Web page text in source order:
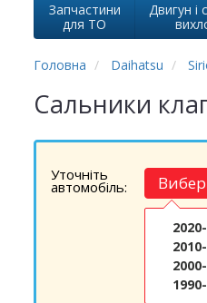
Запчастини
для ТО
Двигун і
Головна Daihatsu
Сальники
Уточніть
автомобіль:
2020-
2010-
2000-
1990-